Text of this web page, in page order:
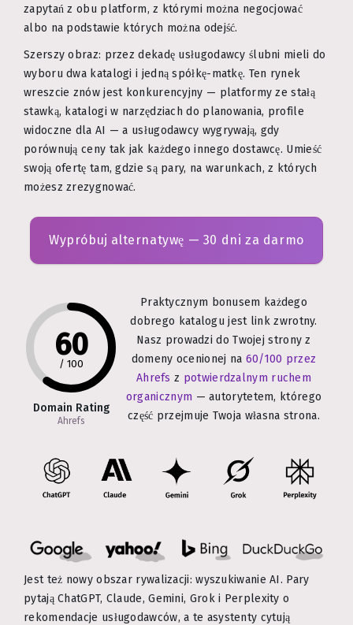
zapytań z obu platform, z którymi można negocjować
albo na podstawie których można odejść.
Szerszy obraz: przez dekadę usługodawcy ślubni mieli do
wyboru dwa katalogi i jedną spółkę-matkę. Ten rynek
wreszcie znów jest konkurencyjny — platformy ze stałą
stawką, katalogi w narzędziach do planowania, profile
widoczne dla AI — a usługodawcy wygrywają, gdy
porównują ceny tak jak każdego innego dostawcę. Umieść
swoją ofertę tam, gdzie są pary, na warunkach, z których
możesz zrezygnować.
Wypróbuj alternatywę — 30 dni za darmo
60
/ 100
Domain Rating
Ahrefs
Praktycznym bonusem każdego
dobrego katalogu jest link zwrotny.
Nasz prowadzi do Twojej strony z
domeny ocenionej na 60/100 przez
Ahrefs z potwierdzalnym ruchem
organicznym — autorytetem, którego
część przejmuje Twoja własna strona.
Jest też nowy obszar rywalizacji: wyszukiwanie AI. Pary
pytają ChatGPT, Claude, Gemini, Grok i Perplexity o
rekomendacje usługodawców, a te asystenty cytują